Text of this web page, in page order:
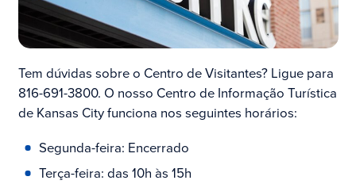
Tem dúvidas sobre o Centro de Visitantes? Ligue para
816-691-3800. O nosso Centro de Informação Turística
de Kansas City funciona nos seguintes horários:
Segunda-feira: Encerrado
Terça-feira: das 10h às 15h